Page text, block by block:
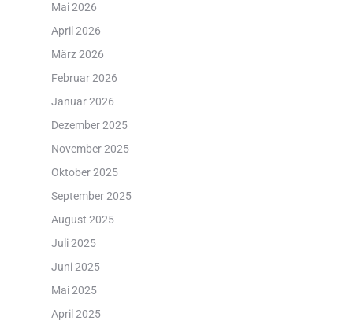
Mai 2026
April 2026
März 2026
Februar 2026
Januar 2026
Dezember 2025
November 2025
Oktober 2025
September 2025
August 2025
Juli 2025
Juni 2025
Mai 2025
April 2025